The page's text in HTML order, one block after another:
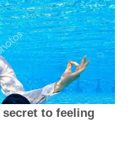
to feeling